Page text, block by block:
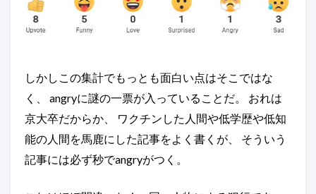
しかしこの集計でもっとも面白い点はそこではな
く、 angryに謎の一票が入っていることだ。 おれは
京大卒だからか、 ワクチンした人間や低学歴や低知
能の人間を馬鹿にした記事をよく書くが、 そういう
記事には必ず秒でangryがつく。